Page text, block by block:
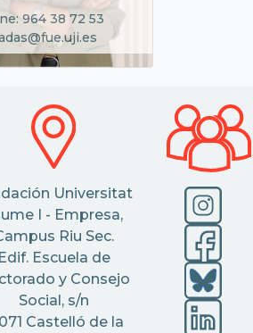
964 38 72 53
Universitat
I - Empresa,
Riu Sec.
Edif. Escuela de
y Consejo
Social, s/n
Castelló de la